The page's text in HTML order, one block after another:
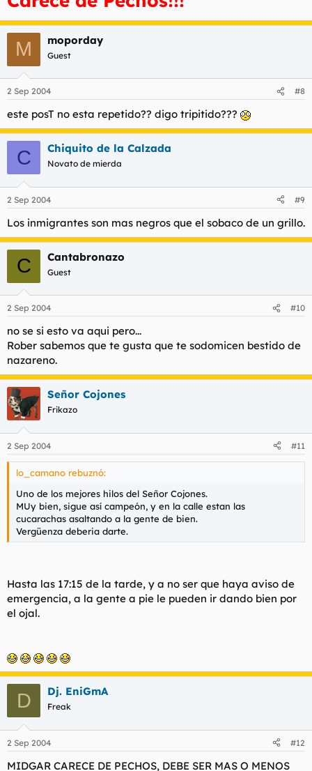
M moporday
Guest
2 Sep 2004 #8
este posT no esta repetido?? digo tripitido???
C Chiquito de la Calzada
Novato de mierda
2 Sep 2004 #9
Los inmigrantes son mas negros que el sobaco de un grillo.
C Cantabronazo
Guest
2 Sep 2004 #10
no se si esto va aqui pero...
Rober sabemos que te gusta que te sodomicen bestido de
nazareno.
Señor Cojones
Frikazo
2 Sep 2004 #11
lo_camano rebuznó:
Uno de los mejores hilos del Señor Cojones.
MUy bien, sigue así campeón, y en la calle estan las
cucarachas asaltando a la gente de bien.
Vergüenza deberia darte.
Hasta las 17:15 de la tarde, y a no ser que haya aviso de
emergencia, a la gente a pie le pueden ir dando bien por
el ojal.
D Dj. EniGmA
Freak
2 Sep 2004 #12
MIDGAR CARECE DE PECHOS, DEBE SER MAS O MENOS